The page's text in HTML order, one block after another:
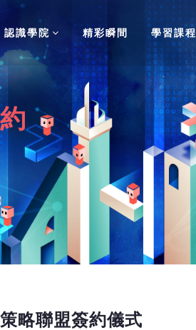
認識學院 精彩瞬間 學習課程
略聯盟簽約儀式